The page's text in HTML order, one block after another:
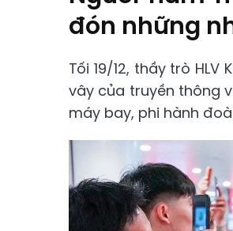
đón những
Tối 19/12, thầy trò
vây của truyền thông
máy bay, phi hành